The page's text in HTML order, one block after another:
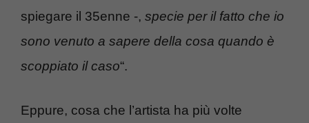
spiegare il 35enne -, specie per il fatto che io
sono venuto a sapere della cosa quando è
scoppiato il caso“.
Eppure, cosa che l’artista ha più volte